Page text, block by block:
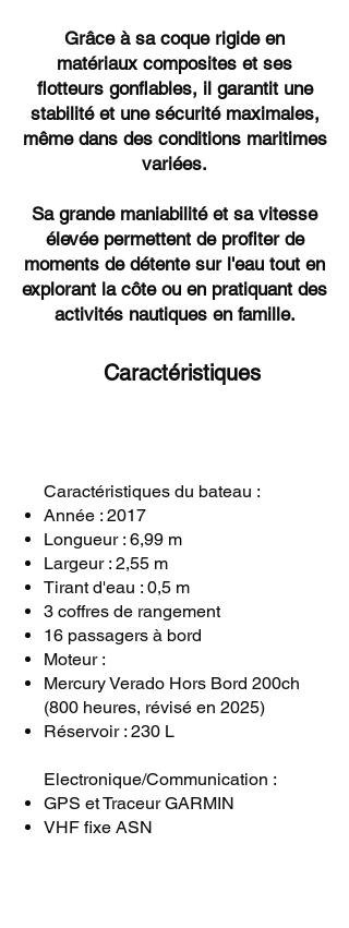
Grâce à sa coque rigide en
matériaux composites et ses
flotteurs gonflables, il garantit une
stabilité et une sécurité maximales,
même dans des conditions maritimes
variées.
Sa grande maniabilité et sa vitesse
élevée permettent de profiter de
moments de détente sur l'eau tout en
explorant la côte ou en pratiquant des
activités nautiques en famille.
Caractéristiques
Caractéristiques du bateau :
Année : 2017
Longueur : 6,99 m
Largeur : 2,55 m
Tirant d'eau : 0,5 m
3 coffres de rangement
16 passagers à bord
Moteur :
Mercury Verado Hors Bord 200ch
(800 heures, révisé en 2025)
Réservoir : 230 L
Electronique/Communication :
GPS et Traceur GARMIN
VHF fixe ASN